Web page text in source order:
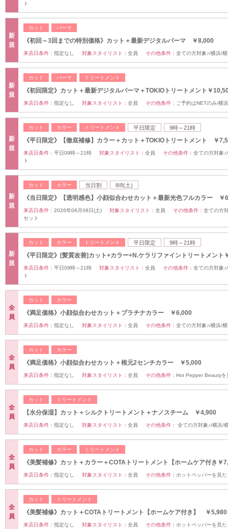
ト
新
規
カット パーマ
《初回～3回までの特別価格》カット＋最新デジタルパーマ ￥8,000
来店日条件： 指定なし 対象スタイリスト： 全員 その他条件： 全ての方対象♪/横浜/
新
規
カット パーマ トリートメント
《初回限定》カット＋最新デジタルパーマ＋TOKIOトリートメント￥
来店日条件： 指定なし 対象スタイリスト： 全員 その他条件： ご予約はNETのみ/横
新
規
カット カラー トリートメント 平日限定 9時～21時
《平日限定》【徹底補修】カラー＋カット＋TOKIOトリートメント ￥
来店日条件： 平日09時～21時 対象スタイリスト： 全員 その他条件： 全ての方対象
ト
新
規
カット カラー 当日割 8/8(土)
《当日限定》【透明感色】小顔似合わせカット＋最新光色フルカラー ￥
来店日条件： 2026年08月08日(土) 対象スタイリスト： 全員 その他条件： 全ての方
セット
新
規
カット カラー トリートメント 平日限定 9時～21時
《平日限定》[髪質改善]カット+カラー+N.ケラリファイントリートメント
来店日条件： 平日09時～21時 対象スタイリスト： 全員 その他条件： 全ての方対象
ト
全
員
カット カラー
《満足価格》小顔似合わせカット＋プラチナカラー ￥6,000
来店日条件： 指定なし 対象スタイリスト： 全員 その他条件： 全ての方対象♪/横浜/
全
員
カット カラー
《満足価格》小顔似合わせカット＋根元2センチカラー ￥5,000
来店日条件： 指定なし 対象スタイリスト： 全員 その他条件： Hot Pepper Beautyを
全
員
カット トリートメント
【水分保湿】カット＋シルクトリートメント＋ナノスチーム ￥4,900
来店日条件： 指定なし 対象スタイリスト： 全員 その他条件： 全ての方対象♪/横浜/
全
員
カット カラー トリートメント
《美髪補修》カット＋カラー＋COTAトリートメント【ホームケア付き￥
来店日条件： 指定なし 対象スタイリスト： 全員 その他条件： ホットペッパーを見
全
員
カット トリートメント
《美髪補修》カット＋COTAトリートメント【ホームケア付き】 ￥5,980
来店日条件： 指定なし 対象スタイリスト： 全員 その他条件： ホットペッパーを見